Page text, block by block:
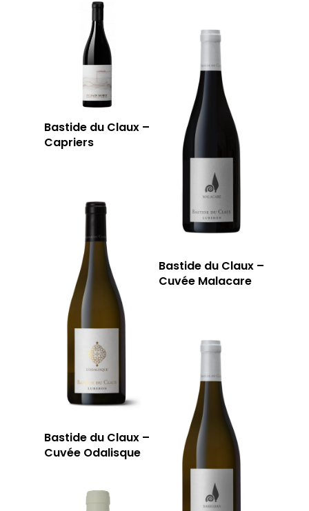
Bastide du Claux –
Capriers
Bastide du Claux –
Cuvée Malacare
Bastide du Claux –
Cuvée Odalisque